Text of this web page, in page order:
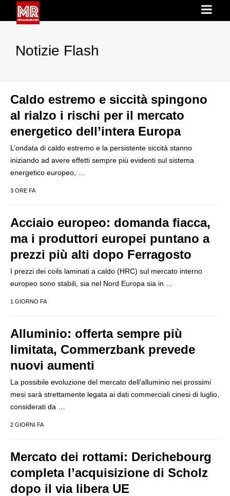
Notizie Flash
Caldo estremo e siccità spingono
al rialzo i rischi per il mercato
energetico dell’intera Europa
L’ondata di caldo estremo e la persistente siccità stanno
iniziando ad avere effetti sempre più evidenti sul sistema
energetico europeo, …
3 ORE FA
Acciaio europeo: domanda fiacca,
ma i produttori europei puntano a
prezzi più alti dopo Ferragosto
I prezzi dei coils laminati a caldo (HRC) sul mercato interno
europeo sono stabili, sia nel Nord Europa sia in …
1 GIORNO FA
Alluminio: offerta sempre più
limitata, Commerzbank prevede
nuovi aumenti
La possibile evoluzione del mercato dell’alluminio nei prossimi
mesi sarà strettamente legata ai dati commerciali cinesi di luglio,
considerati da …
2 GIORNI FA
Mercato dei rottami: Derichebourg
completa l’acquisizione di Scholz
dopo il via libera UE